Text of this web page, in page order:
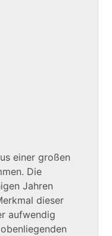
einer großen
Die
Jahren
dieser
aufwendig